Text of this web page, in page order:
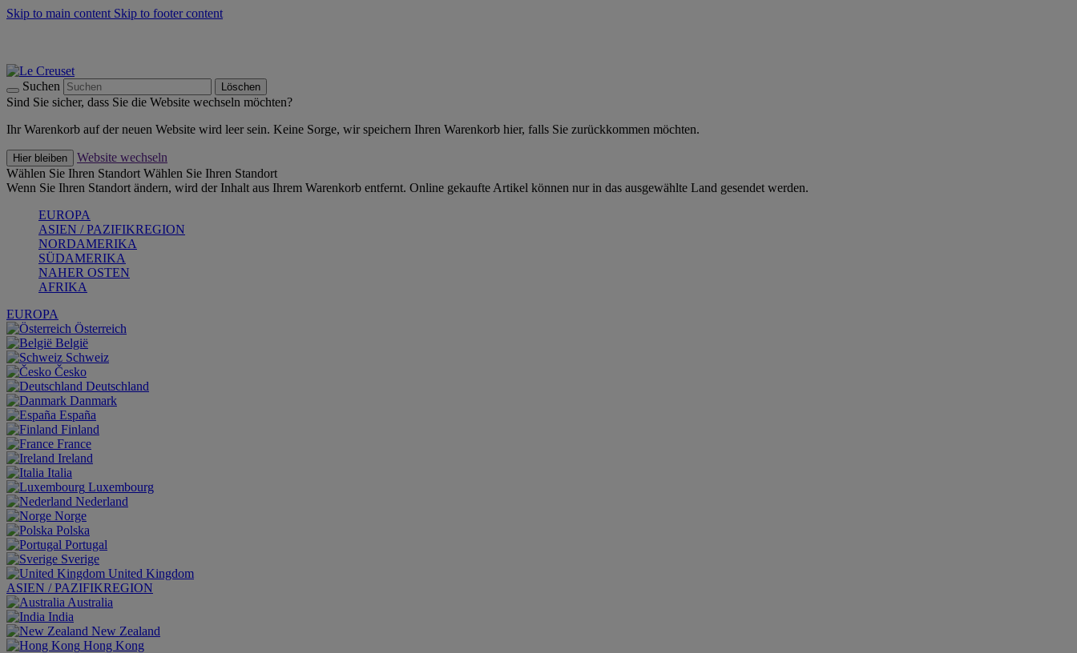
Skip to main content Skip to footer content
Suchen Löschen
Sind Sie sicher, dass Sie die Website wechseln möchten?
Ihr Warenkorb auf der neuen Website wird leer sein. Keine Sorge, wir speichern Ihren Warenkorb hier, falls Sie zurückkommen möchten.
Hier bleiben
Website wechseln
Wählen Sie Ihren Standort Wählen Sie Ihren Standort
Wenn Sie Ihren Standort ändern, wird der Inhalt aus Ihrem Warenkorb entfernt. Online gekaufte Artikel können nur in das ausgewählte Land gesendet werden.
EUROPA
ASIEN / PAZIFIKREGION
NORDAMERIKA
SÜDAMERIKA
NAHER OSTEN
AFRIKA
EUROPA
Österreich
België
Schweiz
Česko
Deutschland
Danmark
España
Finland
France
Ireland
Italia
Luxembourg
Nederland
Norge
Polska
Portugal
Sverige
United Kingdom
ASIEN / PAZIFIKREGION
Australia
India
New Zealand
Hong Kong